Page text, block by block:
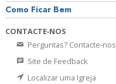
Como Ficar Bem
CONTACTE‑NOS
Perguntas? Contacte‑nos
Site de Feedback
Localizar uma Igreja